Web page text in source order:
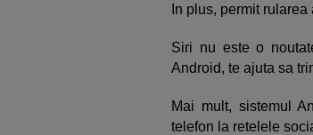
In plus, permit
Siri nu este o
Android, te ajuta sa
Mai mult, sistemul
telefon la retelele